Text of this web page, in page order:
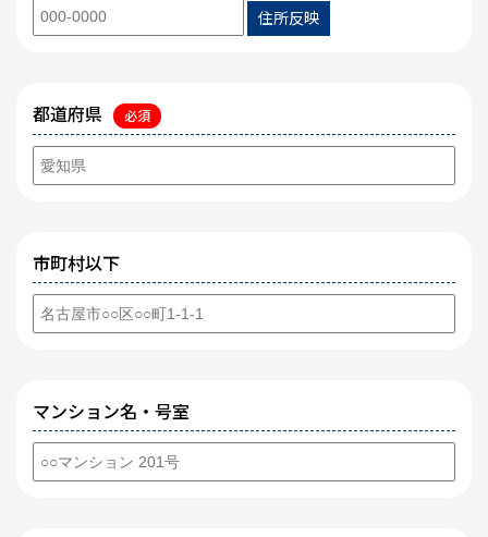
住所反映
都道府県 必須
市町村以下
マンション名・号室